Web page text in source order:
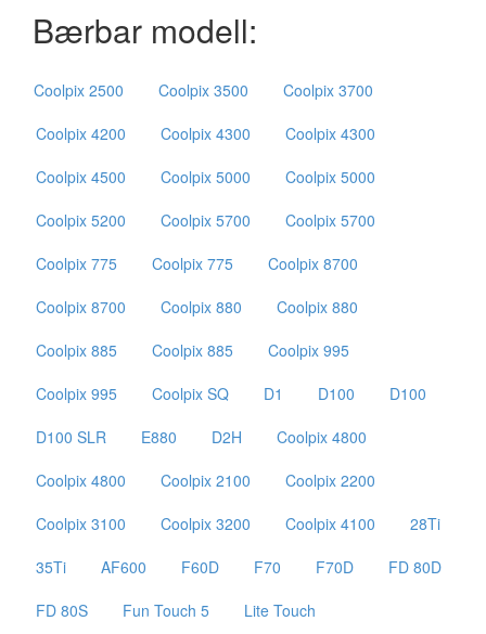
Bærbar modell:
Coolpix 2500 Coolpix 3500
Coolpix 3700
Coolpix 4200
Coolpix 4300
Coolpix 4300
Coolpix 4500
Coolpix 5000
Coolpix 5000
Coolpix 5200
Coolpix 5700
Coolpix 5700
Coolpix 775
Coolpix 775
Coolpix 8700
Coolpix 8700
Coolpix 880
Coolpix 880
Coolpix 885
Coolpix 885
Coolpix 995
Coolpix 995
Coolpix SQ D1 D100
D100
D100 SLR
E880 D2H
Coolpix 4800
Coolpix 4800
Coolpix 2100
Coolpix 2200
Coolpix 3100
Coolpix 3200 Coolpix 4100
28Ti
35Ti
AF600 F60D F70 F70D
FD 80D
FD 80S
Fun Touch 5
Lite Touch